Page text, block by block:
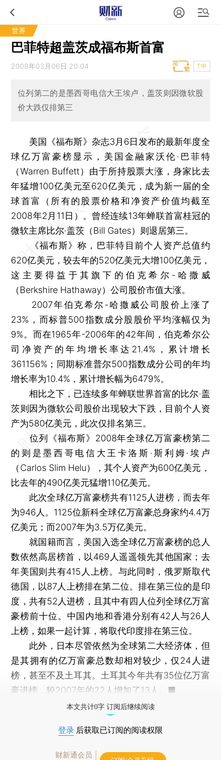
世界
巴菲特超盖茨成福布斯首富
2008年03月06日 20:04 T中
位列第二的是墨西哥电信大王埃卢，盖茨则因微软股
价大跌仅排第三
美国《福布斯》杂志3月6日发布的最新年度全
球亿万富豪榜显示，美国金融家沃伦·巴菲特
（Warren Buffett）由于所持股票大涨，身家比去
年猛增100亿美元至620亿美元，成为新一届的全
球首富（所有的股票价格和净资产价值均截至
2008年2月11日）。曾经连续13年蝉联首富桂冠的
微软主席比尔·盖茨（Bill Gates）则退居第三。
《福布斯》称，巴菲特目前个人资产总值约
620亿美元，较去年的520亿美元大增100亿美元，
这主要得益于其旗下的伯克希尔-哈撒威
（Berkshire Hathaway）公司股价市值大涨。
2007年伯克希尔-哈撒威公司股价上涨了
23%，而标普500指数成分股股价平均涨幅仅为
9%。而在1965年-2006年的42年间，伯克希尔公
司净资产的年均增长率达21.4%，累计增长
361156%；同期标准普尔500指数成分公司的年均
增长率为10.4%，累计增长幅为6479%。
相比之下，已连续多年蝉联世界首富的比尔·盖
茨则因为微软公司股价出现较大下跌，目前个人资
产为580亿美元，此次仅排名第三。
位列《福布斯》2008年全球亿万富豪榜第二
的则是墨西哥电信大王卡洛斯·斯利姆·埃卢
（Carlos Slim Helu），其个人资产为600亿美元，
比去年的490亿美元猛增110亿美元。
此次全球亿万富豪榜共有1125人进榜，而去年
为946人。1125位新科全球亿万富豪总身家约4.4万
亿美元；而2007年为3.5万亿美元。
就国籍而言，美国入选全球亿万富豪榜的总人
数依然高居榜首，以469人遥遥领先其他国家；去
年美国则共有415人上榜。与此同时，俄罗斯取代
德国，以87人上榜排在第二位。排在第三位的是印
度，共有52人进榜，且其中有四人位列全球亿万富
豪榜前十位。中国内地和香港分别有42人与26人
上榜，如果一起计算，将取代印度排在第三位。
此外，日本尽管依然为全球第二大经济体，但
是其拥有的亿万富豪总数却相对较少，仅24人进
榜，甚至不及土耳其。土耳其今年共有35位亿万富
豪进榜，较2007年的22人增加了13人。■
本文共计0字 订阅后继续阅读
登录 后获取已订阅的阅读权限
财新通会员